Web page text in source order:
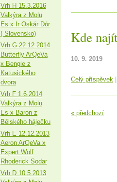
Kde
10. 9. 2019
Celý příspěvek
« předchozí
Vrh H 15.3.2016
Valkýra z Molu
Es x Ir Oskár Dór
( Slovensko)
Vrh G 22.12.2014
Butterfly ArQeVa
x Bengie z
Katusického
dvora
Vrh F 1.6.2014
Valkýra z Molu
Es x Baron z
Bělského háječku
Vrh E 12.12.2013
Aeron ArQeVa x
Expert Wolf
Rhoderick Sodar
Vrh D 10.5.2013